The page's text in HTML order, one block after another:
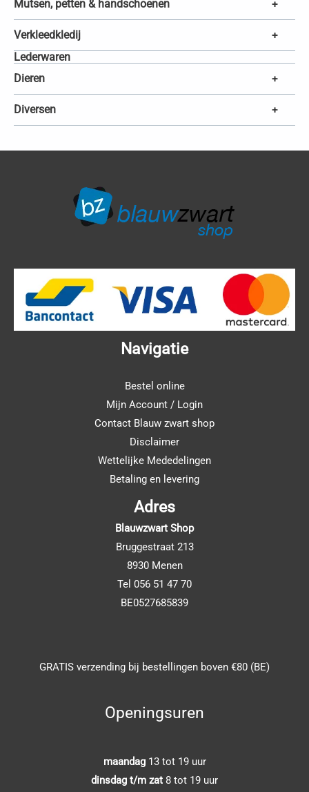
Mutsen, petten & handschoenen
+
Verkleedkledij +
Lederwaren
Dieren
+
Diversen +
Navigatie
Bestel online
Mijn Account / Login
Contact Blauw zwart shop
Disclaimer
Wettelijke Mededelingen
Betaling en levering
Adres
Blauwzwart Shop
Bruggestraat 213
8930 Menen
Tel 056 51 47 70
BE0527685839
GRATIS verzending bij bestellingen boven €80 (BE)
Openingsuren
maandag 13 tot 19 uur
dinsdag t/m zat 8 tot 19 uur